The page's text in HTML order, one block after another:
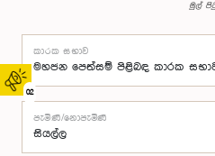
02
මුල්
කාරක සභාව
පැමිණි/නොපැමිණි